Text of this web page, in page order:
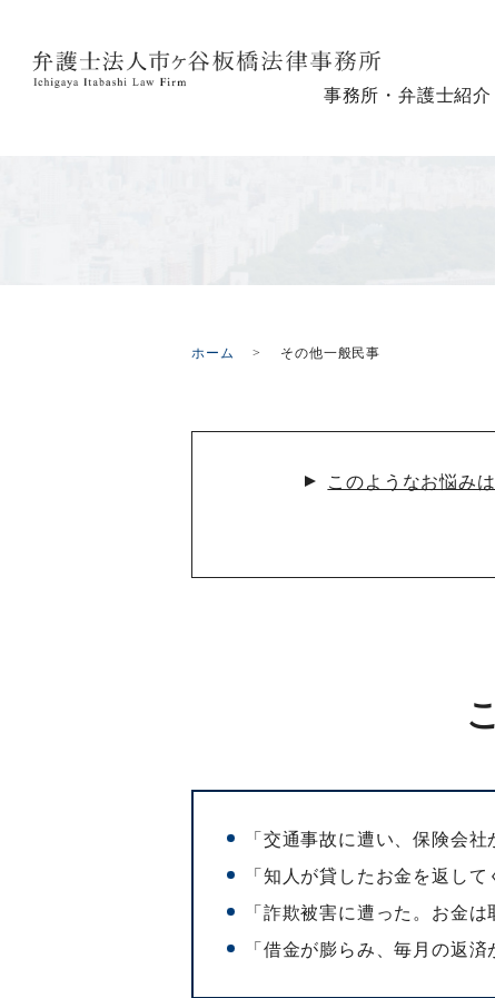
事務所・弁護士紹介
ホーム その他一般民事
このようなお悩み
「交通事故に遭い、保険会
「知人が貸したお金を返し
「詐欺被害に遭った。お金は
「借金が膨らみ、毎月の返